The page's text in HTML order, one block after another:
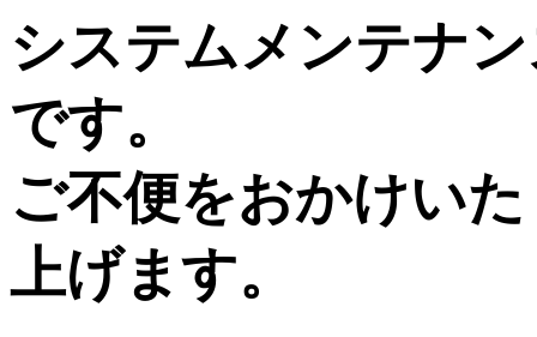
システムメンテナ
です。
ご不便をおかけい
上げます。